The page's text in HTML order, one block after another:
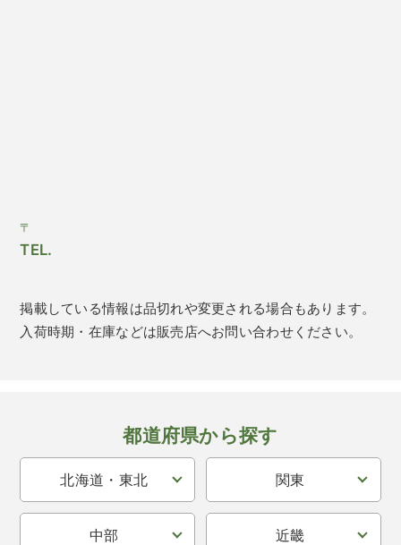
〒
TEL.
掲載している情報は品切れや変更される場合もあります。
入荷時期・在庫などは販売店へお問い合わせください。
都道府県から探す
北海道・東北 関東
中部 近畿